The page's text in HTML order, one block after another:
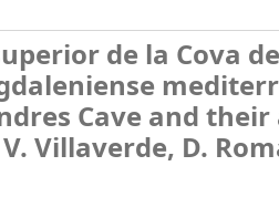
de la Cova
Cave and
V. Villaverde, D.